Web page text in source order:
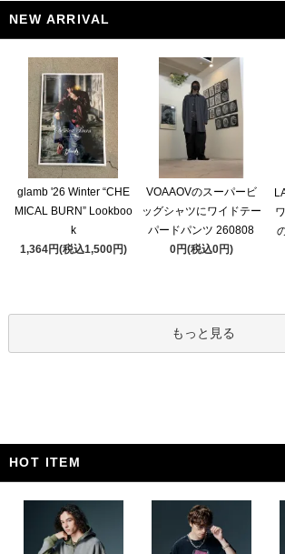
NEW ARRIVAL
glamb '26 Winter “CHE
MICAL BURN” Lookboo
k
1,364円(税込1,500円)
VOAAOVのスーパービ
ッグシャツにワイドテー
パードパンツ 260808
0円(税込0円)
もっと見る
HOT ITEM